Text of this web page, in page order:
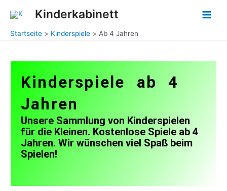
Inhalt
Kinderkabinett
Main
Startseite Kinderspiele Ab 4 Jahren
Kinderspiele ab 4
Jahren
Unsere Sammlung von Kinderspielen
für die Kleinen. Kostenlose Spiele ab 4
Jahren. Wir wünschen viel Spaß beim
Spielen!